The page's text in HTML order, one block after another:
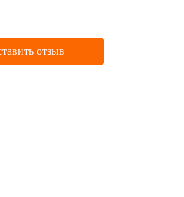
отзыв